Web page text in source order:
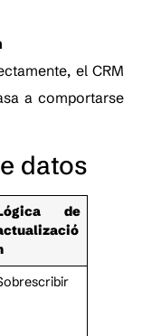
el CRM
a comportarse
datos
de